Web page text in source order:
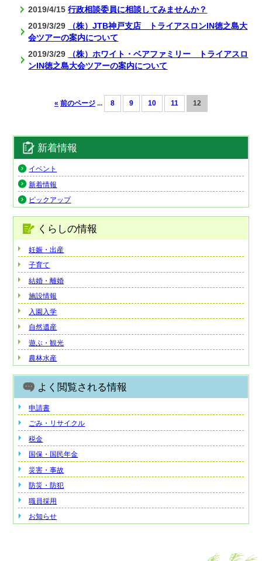
2019/4/15行政相談委員に相談してみませんか？
2019/3/29
（株）JTB神戸支店 トライアスロンIN徳之島大
会ツアーの案内について
2019/3/29
（株）ホワイト・ベアファミリー トライアスロ
ンIN徳之島大会ツアーの案内について
« 前のページ ... 8 9 10 11 12
新着情報
イベント
新着情報
ピックアップ
くらしの情報
妊娠・出産
子育て
結婚・離婚
施設情報
入園入学
自然遺産
遊ぶ・観光
農林水産
よく閲覧される情報
申請書
ごみ・リサイクル
税金
国保・国民年金
災害・事故
防災・防犯
職員採用
お知らせ